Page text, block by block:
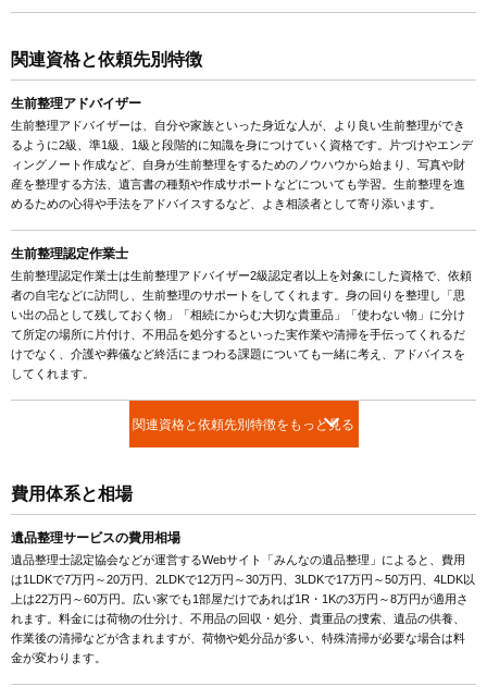
関連資格と依頼先別特徴
生前整理アドバイザー
生前整理アドバイザーは、自分や家族といった身近な人が、より良い生前整理ができ
るように2級、準1級、1級と段階的に知識を身につけていく資格です。片づけやエンデ
ィングノート作成など、自身が生前整理をするためのノウハウから始まり、写真や財
産を整理する方法、遺言書の種類や作成サポートなどについても学習。生前整理を進
めるための心得や手法をアドバイスするなど、よき相談者として寄り添います。
生前整理認定作業士
生前整理認定作業士は生前整理アドバイザー2級認定者以上を対象にした資格で、依頼
者の自宅などに訪問し、生前整理のサポートをしてくれます。身の回りを整理し「思
い出の品として残しておく物」「相続にからむ大切な貴重品」「使わない物」に分け
て所定の場所に片付け、不用品を処分するといった実作業や清掃を手伝ってくれるだ
けでなく、介護や葬儀など終活にまつわる課題についても一緒に考え、アドバイスを
してくれます。
関連資格と依頼先別特徴をもっと見る
費用体系と相場
遺品整理サービスの費用相場
遺品整理士認定協会などが運営するWebサイト「みんなの遺品整理」によると、費用
は1LDKで7万円～20万円、2LDKで12万円～30万円、3LDKで17万円～50万円、4LDK以
上は22万円～60万円。広い家でも1部屋だけであれば1R・1Kの3万円～8万円が適用さ
れます。料金には荷物の仕分け、不用品の回収・処分、貴重品の捜索、遺品の供養、
作業後の清掃などが含まれますが、荷物や処分品が多い、特殊清掃が必要な場合は料
金が変わります。